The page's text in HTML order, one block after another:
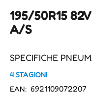
195/50R15
A/S
SPECIFICHE
4 STAGIONI
EAN: 6921109072207